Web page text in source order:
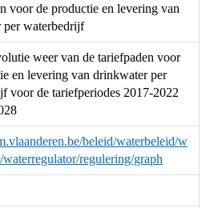
voor de productie en levering van
per waterbedrijf
weer van de tariefpaden voor
en levering van drinkwater per
voor de tariefperiodes 2017-2022
beleid/waterbeleid/w
waterregulator/regulering/graph